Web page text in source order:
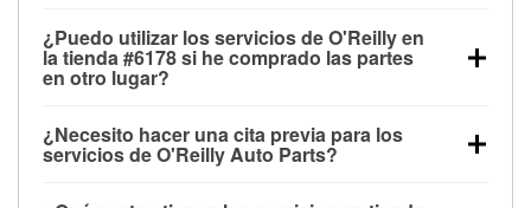
las pruebas de batería, pruebas de alternador y
motor de arranque, revisión de la luz “Check Engine”
con O'Reilly VeriScan® e instalación de
limpiaparabrisas o bombillas, están disponibles en
todas las tiendas O'Reilly Auto Parts. La tienda
¿Puedo utilizar los servicios de O'Reilly en
la tienda #6178 si he comprado las partes
en otro lugar?
de O'Reilly Auto Parts que estén disponibles en la
tienda #6178 de South San Francisco, CA aunque
¿Necesito hacer una cita previa para los
servicios de O'Reilly Auto Parts?